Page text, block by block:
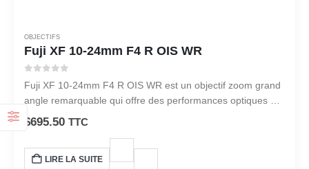
OBJECTIFS
Fuji XF 10-24mm F4 R OIS WR
Fuji XF 10-24mm F4 R OIS WR est un objectif zoom grand
angle remarquable qui offre des performances optiques et
une polyvalence supérieures.
$695.50 TTC
LIRE LA SUITE